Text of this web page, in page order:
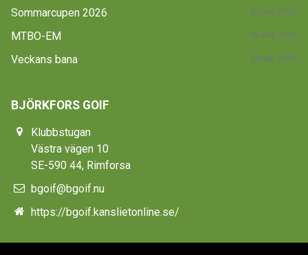
Sommarcupen 2026 20 maj 2026
MTBO-EM 16 maj 2026
Veckans bana 20 apr 2026
BJÖRKFORS GOIF
Klubbstugan
Västra vägen 10
SE-590 44, Rimforsa
bgoif@bgoif.nu
https://bgoif.kanslietonline.se/